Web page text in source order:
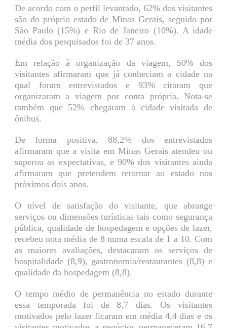
De acordo com o perfil levantado, 62% dos visitantes
são do próprio estado de Minas Gerais, seguido por
São Paulo (15%) e Rio de Janeiro (10%). A idade
média dos pesquisados foi de 37 anos.
Em relação à organização da viagem, 50% dos
visitantes afirmaram que já conheciam a cidade na
qual foram entrevistados e 93% citaram que
organizaram a viagem por conta própria. Nota-se
também que 52% chegaram à cidade visitada de
ônibus.
De forma positiva, 88,2% dos entrevistados
afirmaram que a visita em Minas Gerais atendeu ou
superou as expectativas, e 90% dos visitantes ainda
afirmaram que pretendem retornar ao estado nos
próximos dois anos.
O nível de satisfação do visitante, que abrange
serviços ou dimensões turísticas tais como segurança
pública, qualidade de hospedagem e opções de lazer,
recebeu nota média de 8 numa escala de 1 a 10. Com
as maiores avaliações, destacaram os serviços de
hospitalidade (8,9), gastronomia/restaurantes (8,8) e
qualidade da hospedagem (8,8).
O tempo médio de permanência no estado durante
essa temporada foi de 8,7 dias. Os visitantes
motivados pelo lazer ficaram em média 4,4 dias e os